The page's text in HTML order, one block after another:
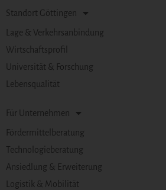
Standort Göttingen
Lage & Verkehrsanbindung
Wirtschaftsprofil
Universität & Forschung
Lebensqualität
Für Unternehmen
Fördermittelberatung
Technologieberatung
Ansiedlung & Erweiterung
Logistik & Mobilität